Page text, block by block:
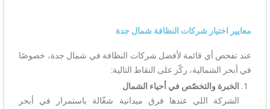
معايير اختيار شركات النظافة شمال جدة
عند تفحص أي قائمة لأفضل شركات النظافة في شمال جدة، خصوصًا
في أبحر الشمالية، ركّز على النقاط التالية:
الخبرة والتخصّص في أحياء الشمال
الشركة اللي عندها فرق ميدانية شغّالة باستمرار في أبحر